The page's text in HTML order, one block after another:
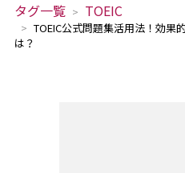
タグ一覧 TOEIC
TOEIC公式問題集活用法！効果
は？